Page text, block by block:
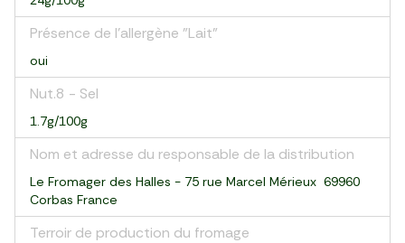
Présence de l'allergène "Lait"
oui
Nut.8 - Sel
1.7g/100g
Nom et adresse du responsable de la distribution
Le Fromager des Halles - 75 rue Marcel Mérieux 69960
Corbas France
Terroir de production du fromage